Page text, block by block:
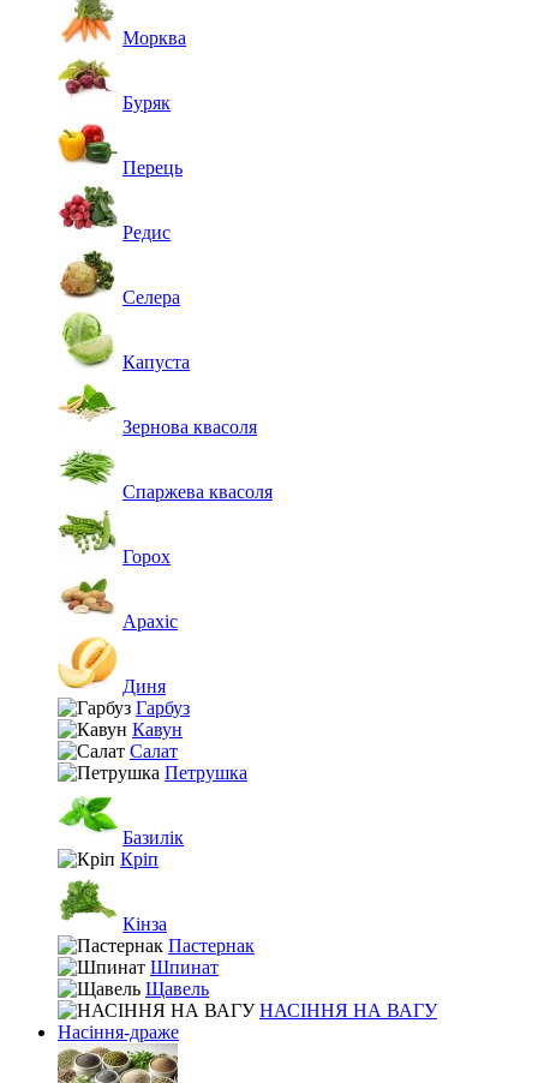
Морква
Буряк
Перець
Редис
Селера
Капуста
Зернова квасоля
Спаржева квасоля
Горох
Арахіс
Диня
Гарбуз
Кавун
Салат
Петрушка
Базилік
Кріп
Кінза
Пастернак
Шпинат
Щавель
НАСІННЯ НА ВАГУ
Насіння-драже